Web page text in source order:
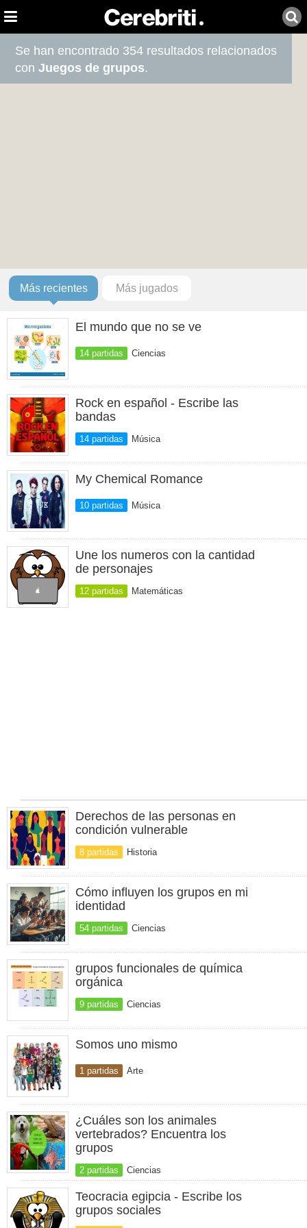
Se han encontrado 354 resultados relacionados
conJuegos de grupos.
Más recientes Más jugados
El mundo que no se ve
14 partidas Ciencias
Rock en español - Escribe las
bandas
14 partidas Música
My Chemical Romance
10 partidas Música
Une los numeros con la cantidad
de personajes
12 partidas Matemáticas
Derechos de las personas en
condición vulnerable
8 partidas Historia
Cómo influyen los grupos en mi
identidad
54 partidas Ciencias
grupos funcionales de química
orgánica
9 partidas Ciencias
Somos uno mismo
1 partidas Arte
¿Cuáles son los animales
vertebrados? Encuentra los
grupos
2 partidas Ciencias
Teocracia egipcia - Escribe los
grupos sociales